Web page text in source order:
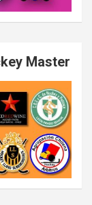
Master